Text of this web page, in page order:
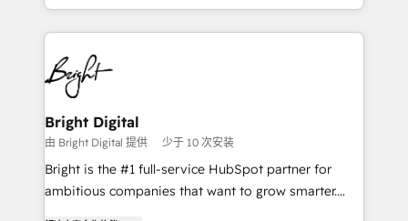
companies. We are woman-owned, powered by
coffee, and we ❤️ dogs. We produce award-winning
work for our clients. 🏆2023 Technical Expertise
Impact Award 🏆2022 Technical Expertise Impact
Award 🏆2022 Platform Migration Excellence Impact
Award 🏆2020 Elite Solutions Partner 🏆2019
Integrations HubSpot Impact Award 🏆2019
Marketing Enablement HubSpot Impact Award 🏆
2018 Website Design HubSpot Impact Award 🏆2017
Bright Digital
由 Bright Digital 提供 少于 10 次安装
Bright is the #1 full-service HubSpot partner for
ambitious companies that want to grow smarter.